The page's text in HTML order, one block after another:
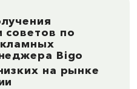
советов по
Bigo
на рынке